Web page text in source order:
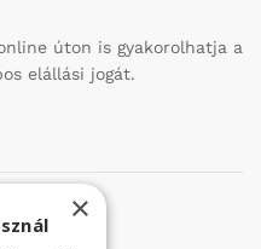
úton is gyakorolhatja a
elállási jogát.
×